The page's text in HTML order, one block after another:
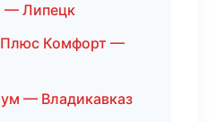
— Липецк
Плюс Комфорт —
— Владикавказ